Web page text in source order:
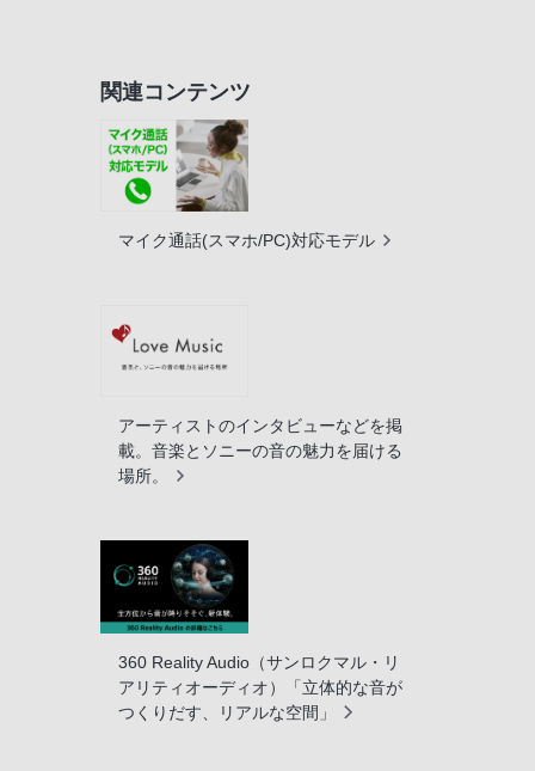
関連コンテンツ
マイク通話(スマホ/PC)対応モデル
アーティストのインタビューなどを掲
載。音楽とソニーの音の魅力を届ける
場所。
360 Reality Audio（サンロクマル・リ
アリティオーディオ）「立体的な音が
つくりだす、リアルな空間」